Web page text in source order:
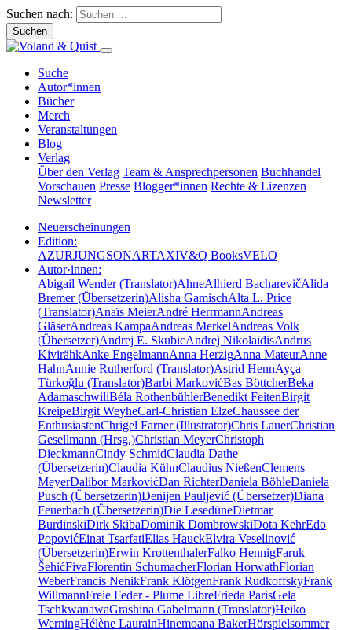
Suchen nach:
Suche
Autor*innen
Bücher
Merch
Veranstaltungen
Blog
Verlag
Über den Verlag Team & Ansprechpersonen Buchhandel
Vorschauen Presse Blogger*innen Rechte & Lizenzen
Newsletter
Neuerscheinungen
Edition:
AZURJUNGSONARTAXIV&Q BooksVELO
Autor·innen:
Abigail Wender (Translator)AhneAlhierd BacharevičAlida
Bremer (Übersetzerin)Alisha GamischAlta L. Price
(Translator)Anaïs MeierAndré HerrmannAndreas
GläserAndreas KampaAndreas MerkelAndreas Volk
(Übersetzer)Andrej E. SkubicAndrej NikolaidisAndrus
KivirähkAnke EngelmannAnna HerzigAnna MateurAnne
HahnAnnie Rutherford (Translator)Astrid HennAyça
Türkoğlu (Translator)Barbi MarkovićBas BöttcherBeka
AdamaschwiliBéla RothenbühlerBenedikt FeitenBirgit
KreipeBirgit WeyheCarl-Christian ElzeChaussee der
EnthusiastenChrigel Farner (Illustrator)Chris LauerChristian
Gesellmann (Hrsg.)Christian MeyerChristoph
DieckmannCindy SchmidClaudia Dathe
(Übersetzerin)Claudia KühnClaudius NießenClemens
MeyerDalibor MarkovićDan RichterDaniela BöhleDaniela
Pusch (Übersetzerin)Denijen Pauljević (Übersetzer)Diana
Feuerbach (Übersetzerin)Die LesedüneDietmar
BurdinskiDirk SkibaDominik DombrowskiDota KehrEdo
PopovićEinat TsarfatiElias HauckElvira Veselinović
(Übersetzerin)Erwin KrottenthalerFalko HennigFaruk
ŠehićFivaFlorentin SchumacherFlorian HorwathFlorian
WeberFrancis NenikFrank KlötgenFrank RudkoffskyFrank
WillmannFreie Feder - Plume LibreFrieda ParisGela
TschkwanawaGrashina Gabelmann (Translator)Heiko
WerningHélène LaurainHinemoana BakerHörspielsommer